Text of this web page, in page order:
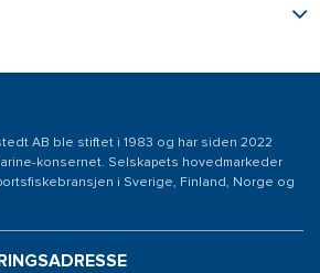
AB ble stiftet i 1983 og har siden 2022
konsernet. Selskapets hovedmarkeder
i Sverige, Finland, Norge og